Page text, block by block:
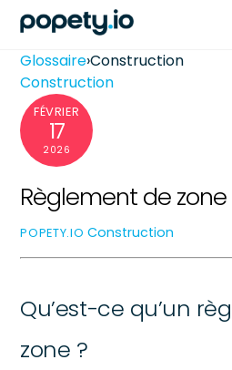
Skip
content
Glossaire›Construction
Construction
FÉVRIER
17
2026
Règlement de zone
POPETY.IO Construction
Qu’est-ce qu’un
zone ?